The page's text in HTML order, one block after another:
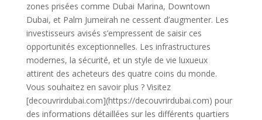
zones prisées comme Dubai Marina, Downtown
Dubai, et Palm Jumeirah ne cessent d’augmenter. Les
investisseurs avisés s’empressent de saisir ces
opportunités exceptionnelles. Les infrastructures
modernes, la sécurité, et un style de vie luxueux
attirent des acheteurs des quatre coins du monde.
Vous souhaitez en savoir plus ? Visitez
[decouvrirdubai.com](https://decouvrirdubai.com) pour
des informations détaillées sur les différents quartiers